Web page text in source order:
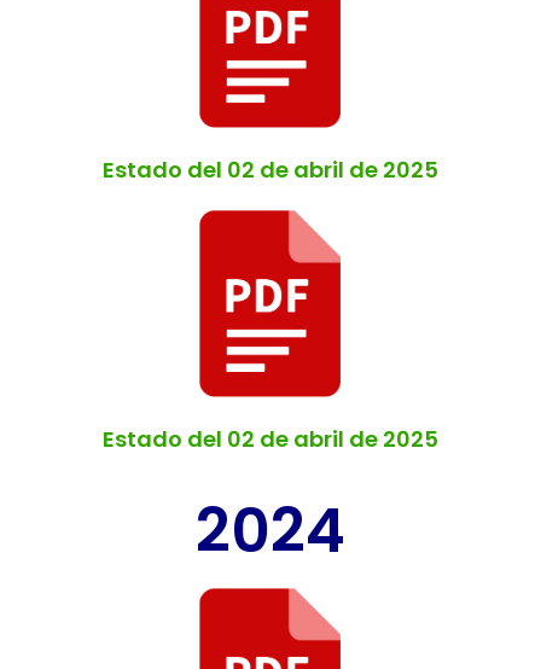
Estado del 02 de abril de 2025
Estado del 02 de abril de 2025
2024